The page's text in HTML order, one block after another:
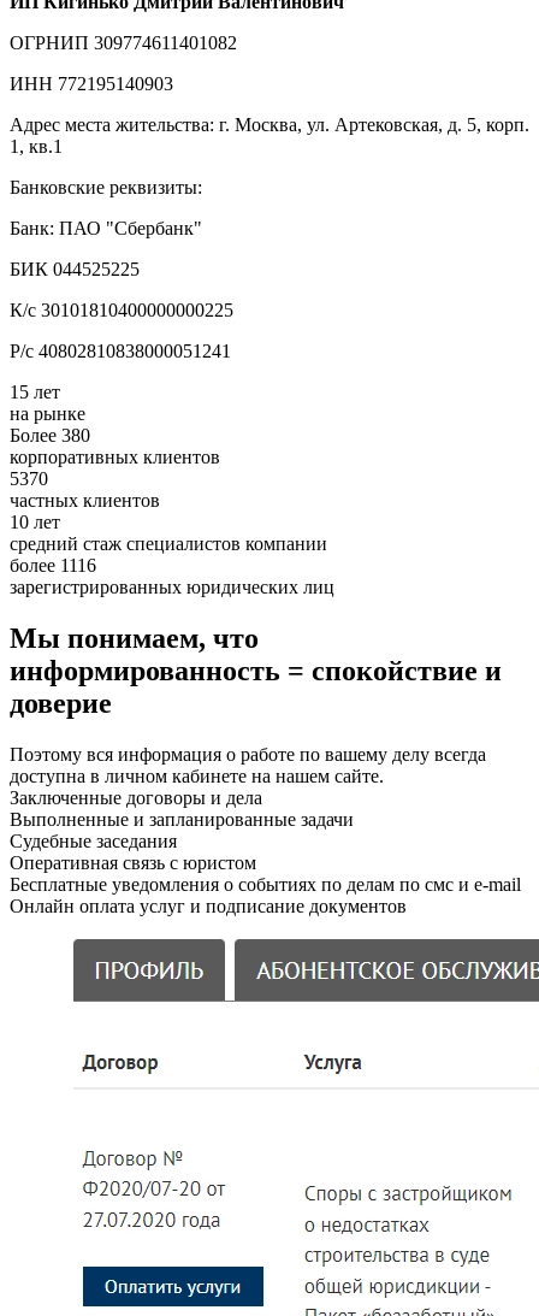
ОГРНИП 309774611401082
ИНН 772195140903
Адрес места жительства: г. Москва, ул. Артековская, д. 5, корп.
1, кв.1
Банковские реквизиты:
Банк: ПАО "Сбербанк"
БИК 044525225
К/с 30101810400000000225
Р/с 40802810838000051241
15 лет
на рынке
Более 380
корпоративных клиентов
5370
частных клиентов
10 лет
средний стаж специалистов компании
более 1116
зарегистрированных юридических лиц
Мы понимаем, что
информированность = спокойствие и
доверие
Поэтому вся информация о работе по вашему делу всегда
доступна в личном кабинете на нашем сайте.
Заключенные договоры и дела
Выполненные и запланированные задачи
Судебные заседания
Оперативная связь с юристом
Бесплатные уведомления о событиях по делам по смс и e-mail
Онлайн оплата услуг и подписание документов